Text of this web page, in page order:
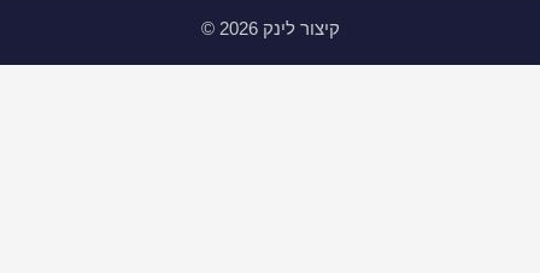
© 2026 קיצור לינק